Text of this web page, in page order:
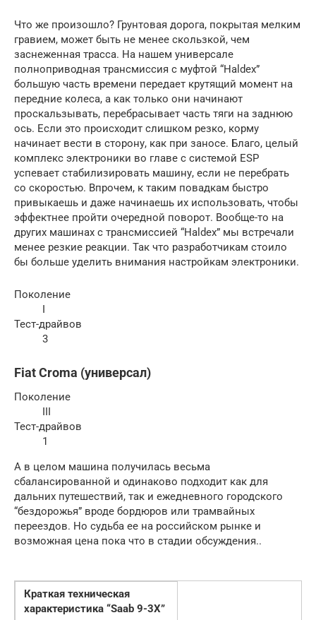
Что же произошло? Грунтовая дорога, покрытая мелким
гравием, может быть не менее скользкой, чем
заснеженная трасса. На нашем универсале
полноприводная трансмиссия с муфтой “Haldex”
большую часть времени передает крутящий момент на
передние колеса, а как только они начинают
проскальзывать, перебрасывает часть тяги на заднюю
ось. Если это происходит слишком резко, корму
начинает вести в сторону, как при заносе. Благо, целый
комплекс электроники во главе с системой ESP
успевает стабилизировать машину, если не перебрать
со скоростью. Впрочем, к таким повадкам быстро
привыкаешь и даже начинаешь их использовать, чтобы
эффектнее пройти очередной поворот. Вообще-то на
других машинах с трансмиссией “Haldex” мы встречали
менее резкие реакции. Так что разработчикам стоило
бы больше уделить внимания настройкам электроники.
Поколение
I
Тест-драйвов
3
Fiat Croma (универсал)
Поколение
III
Тест-драйвов
1
А в целом машина получилась весьма
сбалансированной и одинаково подходит как для
дальних путешествий, так и ежедневного городского
“бездорожья” вроде бордюров или трамвайных
переездов. Но судьба ее на российском рынке и
возможная цена пока что в стадии обсуждения..
Краткая техническая
характеристика “Saab 9-3X”